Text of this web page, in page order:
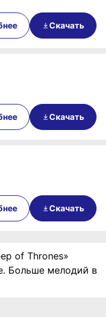
Скачать
Скачать
Скачать
of Thrones»
Больше мелодий в